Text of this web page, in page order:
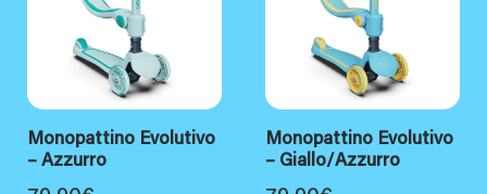
Monopattino Evolutivo
– Azzurro
Monopattino Evolutivo
– Giallo/Azzurro